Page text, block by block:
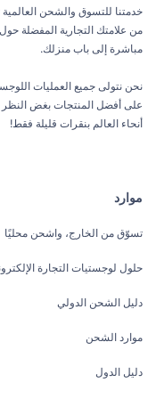
خدمتنا للتسوق والشحن
من علامتك التجارية المفضلة
مباشرة إلى باب منزلك.
نحن نتولى جميع العمليات
على أفضل المنتجات بغض
أنحاء العالم بنقرات قليلة فقط!
موارد
تسوّق من الخارج، واشحن محليًا
حلول لوجستيات التجارة
دليل الشحن الدولي
موارد الشحن
دليل الدول